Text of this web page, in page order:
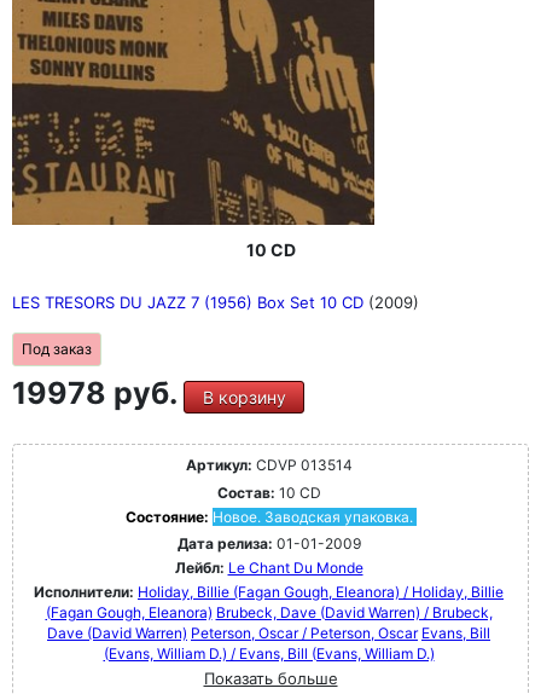
10 CD
LES TRESORS DU JAZZ 7 (1956) Box Set 10 CD (2009)
Под заказ
19978 руб. В корзину
Артикул: CDVP 013514
Состав: 10 CD
Состояние: Новое. Заводская упаковка.
Дата релиза: 01-01-2009
Лейбл: Le Chant Du Monde
Исполнители: Holiday, Billie (Fagan Gough, Eleanora) / Holiday, Billie
(Fagan Gough, Eleanora) Brubeck, Dave (David Warren) / Brubeck,
Dave (David Warren) Peterson, Oscar / Peterson, Oscar Evans, Bill
(Evans, William D.) / Evans, Bill (Evans, William D.)
Показать больше